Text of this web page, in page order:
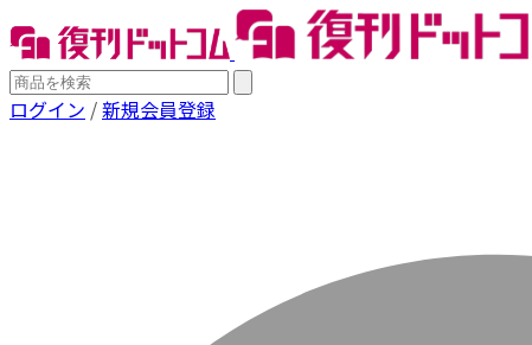
ログイン /新規会員登録